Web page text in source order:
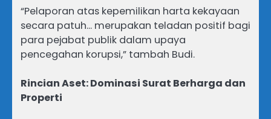
“Pelaporan atas kepemilikan harta kekayaan
secara patuh… merupakan teladan positif bagi
para pejabat publik dalam upaya
pencegahan korupsi,” tambah Budi.
Rincian Aset: Dominasi Surat Berharga dan
Properti